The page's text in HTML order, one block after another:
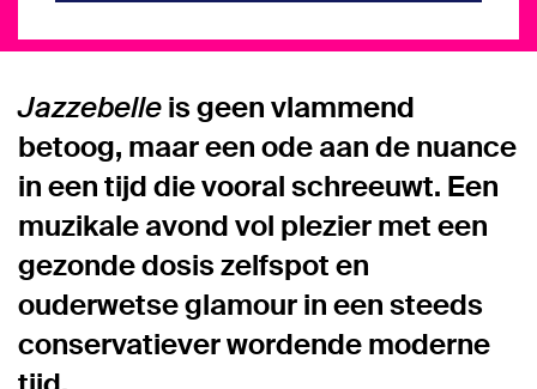
Jazzebelleis geen vlammend
betoog, maar een ode aan de nuance
in een tijd die vooral schreeuwt. Een
muzikale avond vol plezier met een
gezonde dosis zelfspot en
ouderwetse glamour in een steeds
conservatiever wordende moderne